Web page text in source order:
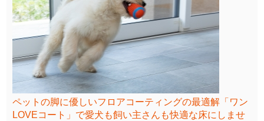
ペットの脚に優しいフロアコーティングの最適解「ワン
LOVEコート」で愛犬も飼い主さんも快適な床にしませ